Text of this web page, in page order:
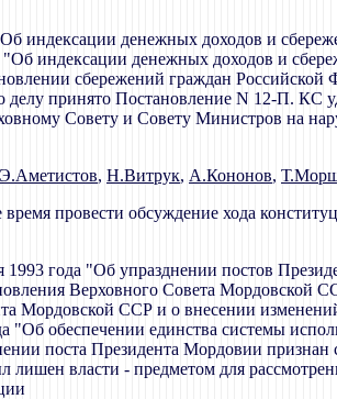
индексации денежных доходов и
индексации денежных доходов и
сбережений граждан Российской
принято Постановление N 12-П. КС
Совету и Совету Министров на
Э.Аметистов, Н.Витрук, А.Кононов,
провести обсуждение хода
года "Об упразднении постов
Верховного Совета Мордовской
Мордовской ССР и о внесении
обеспечении единства системы
поста Президента Мордовии
власти - предметом для